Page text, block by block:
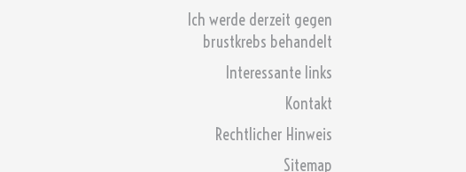
Ich werde derzeit gegen
brustkrebs behandelt
Interessante links
Kontakt
Rechtlicher Hinweis
Sitemap